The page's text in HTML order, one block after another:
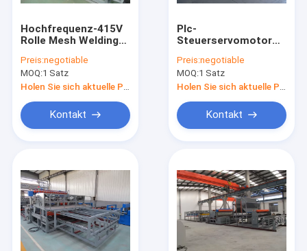
Hochfrequenz-415V
Rolle Mesh Welding
Synchronous Control
Preis:negotiable
MOQ:1 Satz
Kontakt
Plc-
Steuerservomotor
Making Machine Roll
Spot-Schweißer
Preis:negotiable
MOQ:1 Satz
Kontakt